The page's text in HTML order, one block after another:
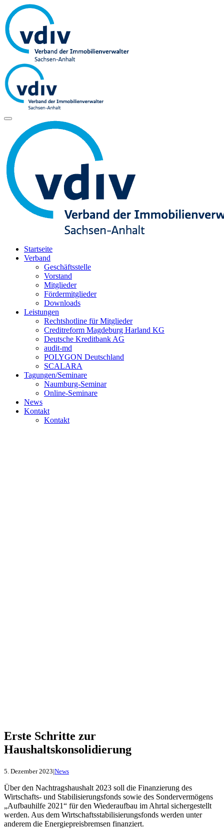
Startseite
Verband
Geschäftsstelle
Vorstand
Mitglieder
Fördermitglieder
Downloads
Leistungen
Rechtshotline für Mitglieder
Creditreform Magdeburg Harland KG
Deutsche Kreditbank AG
audit-md
POLYGON Deutschland
SCALARA
Tagungen/Seminare
Naumburg-Seminar
Online-Seminare
News
Kontakt
Kontakt
Erste Schritte zur
Haushaltskonsolidierung
5. Dezember 2023|News
Über den Nachtragshaushalt 2023 soll die Finanzierung des
Wirtschafts- und Stabilisierungsfonds sowie des Sondervermögens
„Aufbauhilfe 2021“ für den Wiederaufbau im Ahrtal sichergestellt
werden. Aus dem Wirtschaftsstabilisierungsfonds werden unter
anderem die Energiepreisbremsen finanziert.